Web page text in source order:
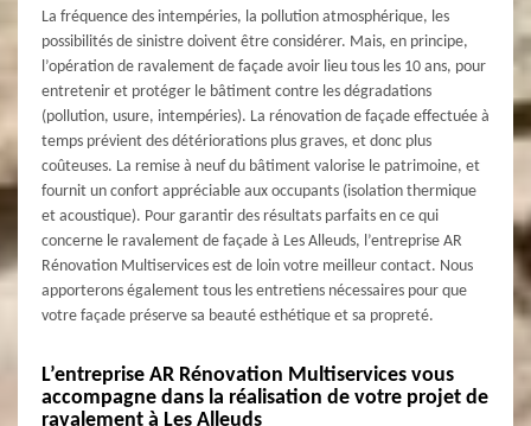
La fréquence des intempéries, la pollution atmosphérique, les
possibilités de sinistre doivent être considérer. Mais, en principe,
l’opération de ravalement de façade avoir lieu tous les 10 ans, pour
entretenir et protéger le bâtiment contre les dégradations
(pollution, usure, intempéries). La rénovation de façade effectuée à
temps prévient des détériorations plus graves, et donc plus
coûteuses. La remise à neuf du bâtiment valorise le patrimoine, et
fournit un confort appréciable aux occupants (isolation thermique
et acoustique). Pour garantir des résultats parfaits en ce qui
concerne le ravalement de façade à Les Alleuds, l’entreprise AR
Rénovation Multiservices est de loin votre meilleur contact. Nous
apporterons également tous les entretiens nécessaires pour que
votre façade préserve sa beauté esthétique et sa propreté.
L’entreprise AR Rénovation Multiservices vous
accompagne dans la réalisation de votre projet de
ravalement à Les Alleuds